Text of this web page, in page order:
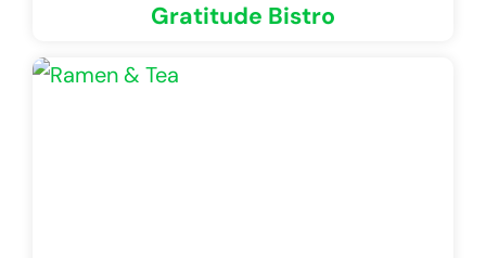
Gratitude Bistro